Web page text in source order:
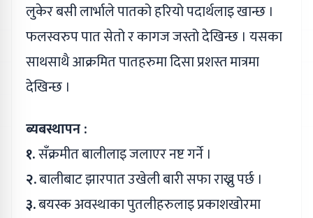
लुकेर बसी लार्भाले पातको हरियो पदार्थलाइ खान्छ ।
फलस्वरुप पात सेतो र कागज जस्तो देखिन्छ । यसका
साथसाथै आक्रमित पातहरुमा दिसा प्रशस्त मात्रमा
देखिन्छ ।
ब्यबस्थापन :
१.सँक्रमीत बालीलाइ जलाएर नष्ट गर्ने ।
२.बालीबाट झारपात उखेली बारी सफा राख्नु पर्छ ।
३.बयस्क अवस्थाका पुतलीहरुलाइ प्रकाशखोरमा